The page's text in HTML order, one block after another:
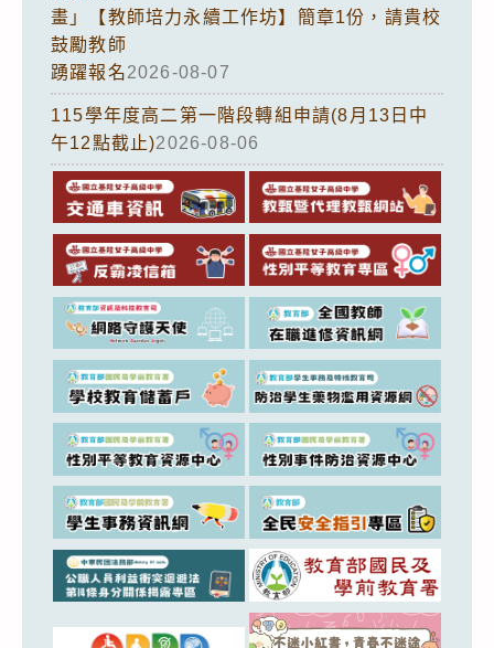
畫」【教師培力永續工作坊】簡章1份，請貴校
鼓勵教師
踴躍報名2026-08-07
115學年度高二第一階段轉組申請(8月13日中
午12點截止)2026-08-06